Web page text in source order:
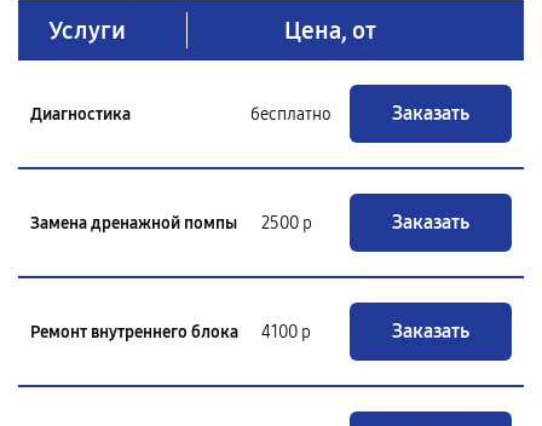
Услуги Цена, от
Диагностика бесплатно Заказать
Замена дренажной помпы 2500 р Заказать
Ремонт внутреннего блока 4100 р Заказать